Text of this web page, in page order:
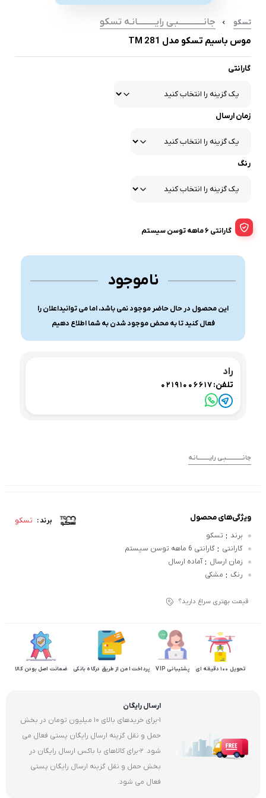
تسکو
جانــــــــــــــبـی رایــــــــــانـه تسکو
موس باسیم تسکو مدل TM 281
گارانتی
زمان ارسال
رنگ
گارانتی 6 ماهه توسن سیستم
ناموجود
این محصول در حال حاضر موجود نمی باشد، اما می توانیداعلان را
فعال کنید تا به محض موجود شدن به شما اطلاع دهیم
راد
تلفن:02191006617
جانــــــــــــــبـی رایــــــــــانـه
برند : تسکو ویژگی‌های محصول
برند : تسکو
گارانتی : گارانتی 6 ماهه توسن سیستم
زمان ارسال : آماده ارسال
رنگ : مشکی
قیمت بهتری سراغ دارید؟
تحویل 100 دقیقه ای پشتیبانی VIP پرداخت امن از طریق درگاه بانکی ضمانت اصل بودن کالا
ارسال رایگان
1-برای خریدهای بالای 10 میلیون تومان در بخش
حمل و نقل گزینه ارسال رایگان پستی فعال می
شود. 2-برای کالاهای با باکس ارسال رایگان در
بخش حمل و نقل گزینه ارسال رایگان پستی
فعال می شود.